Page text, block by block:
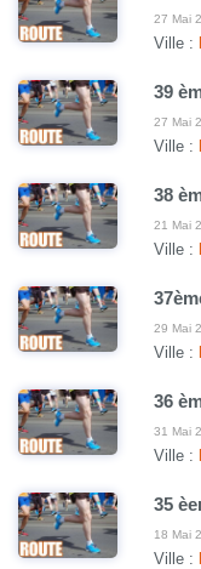
27 Mai
Ville :
39
27 Mai
Ville :
38
21 Mai
Ville :
29 Mai
Ville :
36
31 Mai
Ville :
35
18 Mai
Ville :